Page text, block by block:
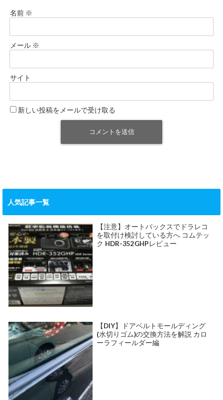
名前 ※
メール ※
サイト
新しい投稿をメールで受け取る
人気記事一覧
【注意】オートバックスでドラレコ
を取付け検討している方へ コムテッ
ク HDR-352GHPレビュー
【DIY】ドアベルトモールディング
(水切りゴム)の交換方法を解説 カロ
ーラフィールダー編